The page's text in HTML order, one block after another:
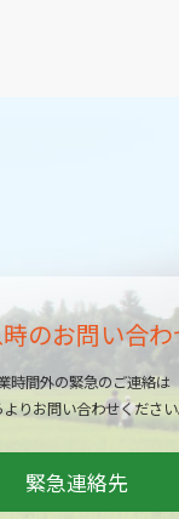
のお問い合わ
時間外の緊急のご連絡は
りお問い合わせください
緊急連絡先